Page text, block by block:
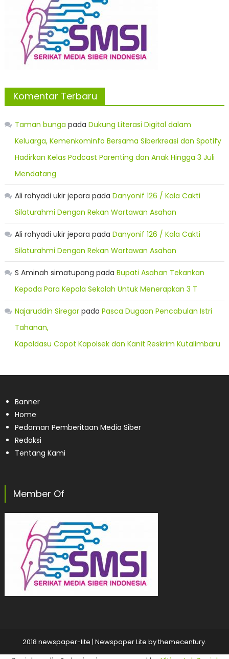
Komentar Terbaru
Taman bunga pada Dukung Literasi Digital dalam
Keluarga, Kemenkominfo Bersama Siberkreasi dan Spotify
Hadirkan Kelas Podcast Parenting dan Anak Hingga 3 Juli
Mendatang
Ali rohyadi ukir jepara pada Danyonif 126 / Kala Cakti
Silaturahmi Dengan Rekan Wartawan Asahan
Ali rohyadi ukir jepara pada Danyonif 126 / Kala Cakti
Silaturahmi Dengan Rekan Wartawan Asahan
S Aminah simatupang pada Bupati Asahan Tekankan
Kepada Para Kepala Sekolah Untuk Menerapkan 3 T
Najaruddin Siregarpada Pasca Dugaan Pencabulan Istri
Tahanan,
Kapoldasu Copot Kapolsek dan Kanit Reskrim Kutalimbaru
Banner
Home
Pedoman Pemberitaan Media Siber
Redaksi
Tentang Kami
Member Of
2018 newspaper-lite | Newspaper Lite bythemecentury.